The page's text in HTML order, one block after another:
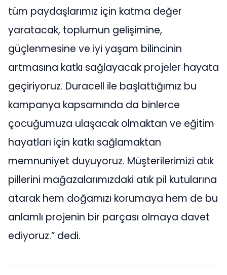
tüm paydaşlarımız için katma değer
yaratacak, toplumun gelişimine,
güçlenmesine ve iyi yaşam bilincinin
artmasına katkı sağlayacak projeler hayata
geçiriyoruz. Duracell ile başlattığımız bu
kampanya kapsamında da binlerce
çocuğumuza ulaşacak olmaktan ve eğitim
hayatları için katkı sağlamaktan
memnuniyet duyuyoruz. Müşterilerimizi atık
pillerini mağazalarımızdaki atık pil kutularına
atarak hem doğamızı korumaya hem de bu
anlamlı projenin bir parçası olmaya davet
ediyoruz.” dedi.